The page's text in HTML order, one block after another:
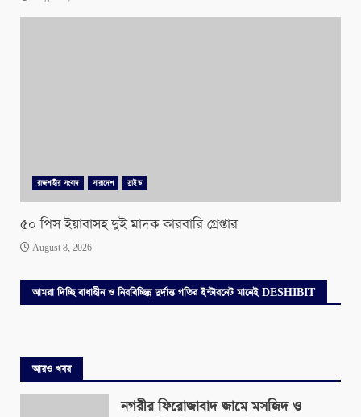
রাজশাহীর সংবাদ সারাদেশ স্লাইড
৫০ পিস ইয়াবাসহ দুই মাদক কারবারি গ্রেপ্তার
August 8, 2026
আমরা দিচ্ছি বাধাহীন ও নিরবিচ্ছিন্ন দুর্দান্ত গতির ইন্টারনেট মানেই DESHIBIT
আরও খবর
নগরীর ফিরোজাবাদ জামে মসজিদ ও